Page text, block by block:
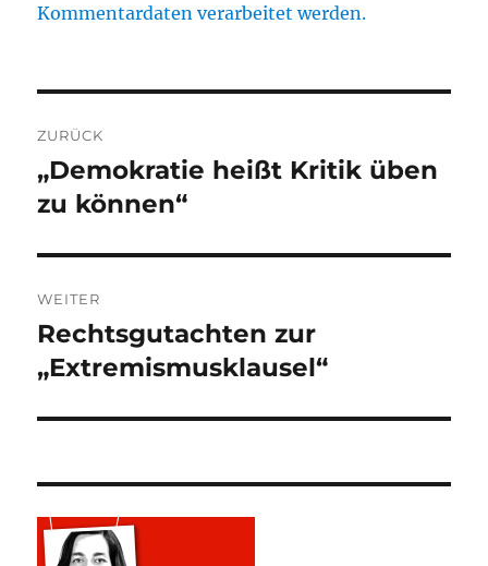
Kommentardaten verarbeitet werden.
ZURÜCK
Vorheriger
Beitrag:
„Demokratie heißt Kritik üben
zu können“
WEITER
Nächster
Beitrag:
Rechtsgutachten zur
„Extremismusklausel“